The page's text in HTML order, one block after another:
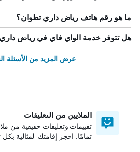
ما هو رقم هاتف رياض داري تطوان؟
هل تتوفر خدمة الواي فاي في رياض
عرض المزيد من الأسئلة
الملايين من التعليقات
تقييمات وتعليقات حقيقية من
تمامًا. احجز إقامتك المثالية بكل